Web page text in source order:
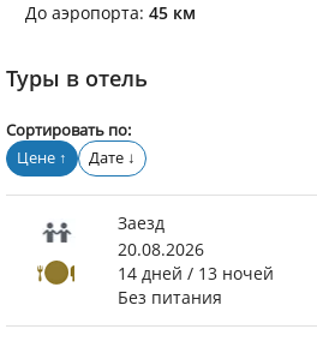
До аэропорта: 45 км
Туры в отель
Сортировать по:
Цене ↑ Дате ↓
Заезд
20.08.2026
14 дней / 13 ночей
Без питания